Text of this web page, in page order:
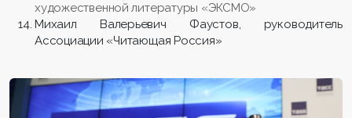
художественной литературы «ЭКСМО»
Михаил Валерьевич Фаустов, руководитель
Ассоциации «Читающая Россия»